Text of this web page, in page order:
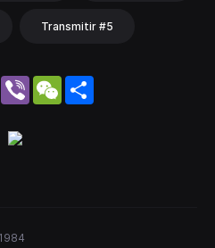
Transmitir #5
Telegram
Viber WeChat